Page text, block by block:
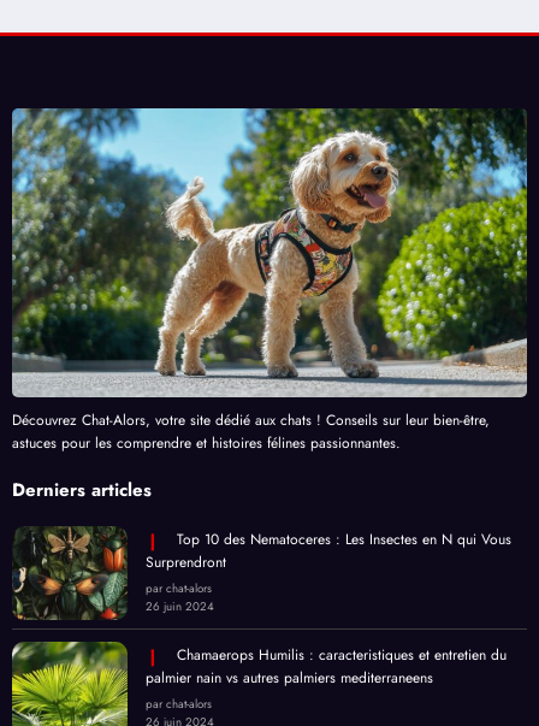
Découvrez Chat-Alors, votre site dédié aux chats ! Conseils sur leur bien-être,
astuces pour les comprendre et histoires félines passionnantes.
Derniers articles
Top 10 des Nematoceres : Les Insectes en N qui Vous
Surprendront
par chat-alors
26 juin 2024
Chamaerops Humilis : caracteristiques et entretien du
palmier nain vs autres palmiers mediterraneens
par chat-alors
26 juin 2024